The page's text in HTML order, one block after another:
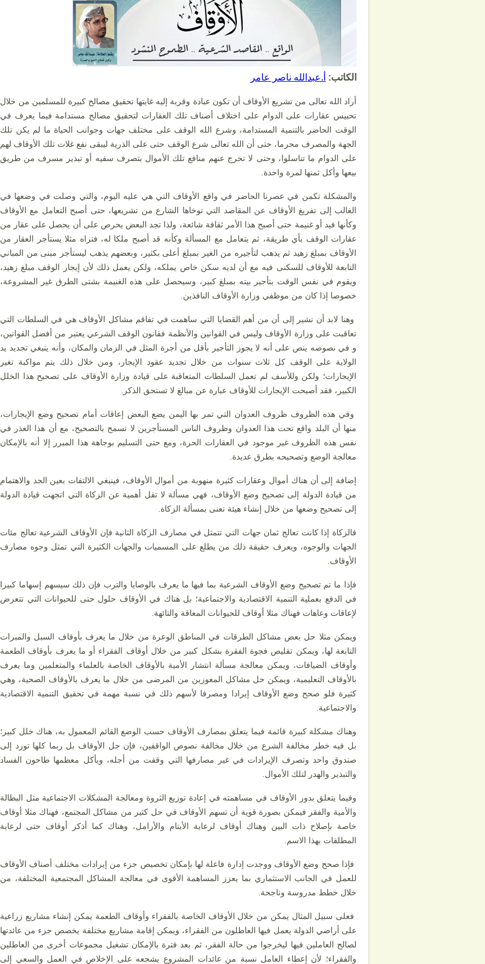
الكاتب: أ.عبدالله ناصر عامر
أراد الله تعالى من تشريع الأوقاف أن تكون عبادة وقربة إليه غايتها تحقيق مصالح كبيرة للمسلمين من خلال
تحبيس عقارات على الدوام على اختلاف أصناف تلك العقارات لتحقيق مصالح مستدامة فيما يعرف في
الوقت الحاضر بالتنمية المستدامة، وشرع الله الوقف على مختلف جهات وجوانب الحياة ما لم يكن تلك
الجهة والمصرف محرما، حتى أن الله تعالى شرع الوقف حتى على الذرية ليبقى نفع غلات تلك الأوقاف لهم
على الدوام ما تناسلوا، وحتى لا تخرج عنهم منافع تلك الأموال بتصرف سفيه أو تبذير مسرف من طريق
بيعها وأكل ثمنها لمرة واحدة.
والمشكلة تكمن في عصرنا الحاضر في واقع الأوقاف التي هي عليه اليوم، والتي وصلت في وضعها في
الغالب إلى تفريغ الأوقاف عن المقاصد التي توخاها الشارع من تشريعها، حتى أصبح التعامل مع الأوقاف
وكأنها فيد أو غنيمة حتى أصبح هذا الأمر ثقافة شائعة، ولذا تجد البعض يحرص على أن يحصل على عقار من
عقارات الوقف بأي طريقة، ثم يتعامل مع المسألة وكأنه قد أصبح ملكا له، فتراه مثلا يستأجر العقار من
الأوقاف بمبلغ زهيد ثم يذهب لتأجيره من الغير بمبلغ أعلى بكثير، وبعضهم يذهب ليستأجر مبنى من المباني
التابعة للأوقاف للسكنى فيه مع أن لديه سكن خاص يملكه، ولكن يعمل ذلك لأن إيجار الوقف مبلغ زهيد،
ويقوم في نفس الوقت بتأجير بيته بمبلغ كبير، وسيحصل على هذه الغنيمة بشتى الطرق غير المشروعة،
خصوصا إذا كان من موظفي وزارة الأوقاف النافذين.
وهنا لابد أن نشير إلى أن من أهم القضايا التي ساهمت في تفاقم مشاكل الأوقاف هي في السلطات التي
تعاقبت على وزارة الأوقاف وليس في القوانين والأنظمة فقانون الوقف الشرعي يعتبر من أفضل القوانين،
و في نصوصه ينص على أنه لا يجوز التأجير بأقل من أجرة المثل في الزمان والمكان، وأنه ينبغي تجديد يد
الولاية على الوقف كل ثلاث سنوات من خلال تجديد عقود الإيجار، ومن خلال ذلك يتم مواكبة تغير
الإيجارات؛ ولكن وللأسف لم تعمل السلطات المتعاقبة على قيادة وزارة الأوقاف على تصحيح هذا الخلل
الكبير، فقد أصبحت الإيجارات للأوقاف عبارة عن مبالغ لا تستحق الذكر.
وفي هذه الظروف ظروف العدوان التي تمر بها اليمن يضع البعض إعاقات أمام تصحيح وضع الإيجارات،
منها أن البلد واقع تحت هذا العدوان وظروف الناس المستأجرين لا تسمح بالتصحيح، مع أن هذا العذر في
نفس هذه الظروف غير موجود في العقارات الحرة، ومع حتى التسليم بوجاهة هذا المبرر إلا أنه بالإمكان
معالجة الوضع وتصحيحه بطرق عديدة.
إضافة إلى أن هناك أموال وعقارات كثيرة منهوبة من أموال الأوقاف، فينبغي الالتفات بعين الجد والاهتمام
من قيادة الدولة إلى تصحيح وضع الأوقاف، فهي مسألة لا تقل أهمية عن الزكاة التي اتجهت قيادة الدولة
إلى تصحيح وضعها من خلال إنشاء هيئة تعنى بمسألة الزكاة.
فالزكاة إذا كانت تعالج ثمان جهات التي تتمثل في مصارف الزكاة الثانية فإن الأوقاف الشرعية تعالج مئات
الجهات والوجوه، ويعرف حقيقة ذلك من يطلع على المسميات والجهات الكثيرة التي تمثل وجوه مصارف
الأوقاف.
فإذا ما تم تصحيح وضع الأوقاف الشرعية بما فيها ما يعرف بالوصايا والترب فإن ذلك سيسهم إسهاما كبيرا
في الدفع بعملية التنمية الاقتصادية والاجتماعية؛ بل هناك في الأوقاف حلول حتى للحيوانات التي تتعرض
لإعاقات وعاهات فهناك مثلا أوقاف للحيوانات المعاقة والتائهة.
ويمكن مثلا حل بعض مشاكل الطرقات في المناطق الوعرة من خلال ما يعرف بأوقاف السبل والمبرات
التابعة لها، ويمكن تقليص فجوة الفقرة بشكل كبير من خلال أوقاف الفقراء أو ما يعرف بأوقاف الطعمة
وأوقاف الضيافات، ويمكن معالجة مسألة انتشار الأمية بالأوقاف الخاصة بالعلماء والمتعلمين وما يعرف
بالأوقاف التعليمية، ويمكن حل مشاكل المعوزين من المرضى من خلال ما يعرف بالأوقاف الصحية، وهي
كثيرة فلو صحح وضع الأوقاف إيرادا ومصرفا لأسهم ذلك في نسبة مهمة في تحقيق التنمية الاقتصادية
والاجتماعية.
وهناك مشكلة كبيرة قائمة فيما يتعلق بمصارف الأوقاف حسب الوضع القائم المعمول به، هناك خلل كبير؛
بل فيه خطر مخالفة الشرع من خلال مخالفة نصوص الواقفين، فإن جل الأوقاف بل ربما كلها تورد إلى
صندوق واحد وتصرف الإيرادات في غير مصارفها التي وقفت من أجله، ويأكل معظمها طاحون الفساد
والتبذير والهدر لتلك الأموال.
وفيما يتعلق بدور الأوقاف في مساهمته في إعادة توزيع الثروة ومعالجة المشكلات الاجتماعية مثل البطالة
والأمية والفقر فيمكن بصورة قوية أن تسهم الأوقاف في حل كثير من مشاكل المجتمع، فهناك مثلا أوقاف
خاصة بإصلاح ذات البين وهناك أوقاف لرعاية الأيتام والأرامل، وهناك كما أذكر أوقاف حتى لرعاية
المطلقات بهذا الاسم.
فإذا صحح وضع الأوقاف ووجدت إدارة فاعلة لها بإمكان تخصيص جزء من إيرادات مختلف أصناف الأوقاف
للعمل في الجانب الاستثماري بما يعزز المساهمة الأقوى في معالجة المشاكل المجتمعية المختلفة، من
خلال خطط مدروسة وناجحة.
فعلى سبيل المثال يمكن من خلال الأوقاف الخاصة بالفقراء وأوقاف الطعمة يمكن إنشاء مشاريع زراعية
على أراضي الدولة يعمل فيها العاطلون من الفقراء، ويمكن إقامة مشاريع مختلفة يخصص جزء من عائدتها
لصالح العاملين فيها ليخرجوا من حالة الفقر، ثم بعد فترة بالإمكان تشغيل مجموعات أخرى من العاطلين
والفقراء؛ لأن إعطاء العامل نسبة من عائدات المشروع يشجعه على الإخلاص في العمل والسعي إلى